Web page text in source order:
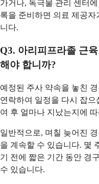
가거나, 독극물 관리 센터
록을 준비하면 의료 제공
니다.
Q3. 아리피프라졸 근
해야 합니까?
예정된 주사 약속을 놓친
연락하여 일정을 다시 잡
여 후 얼마나 지났는지에
일반적으로, 며칠 늦어진
을 계속할 수 있습니다. 몇
기 전에 짧은 기간 동안 경
수 있습니다.